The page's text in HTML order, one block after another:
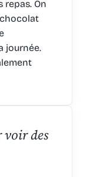
repas. On
journée.
voir des